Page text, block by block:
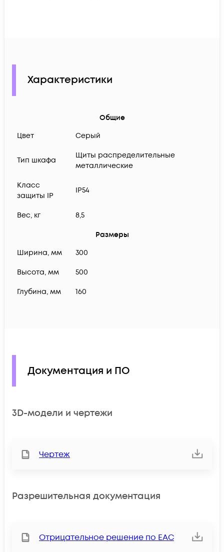
Характеристики
Общие
Цвет
Серый
Тип шкафа
Щиты распределительные
металлические
Класс
защиты IP
IP54
Вес, кг 8,5
Размеры
Ширина, мм
300
Высота, мм 500
Глубина, мм 160
Документация и ПО
3D-модели и чертежи
Чертеж
Разрешительная документация
Отрицательное решение по ЕАС